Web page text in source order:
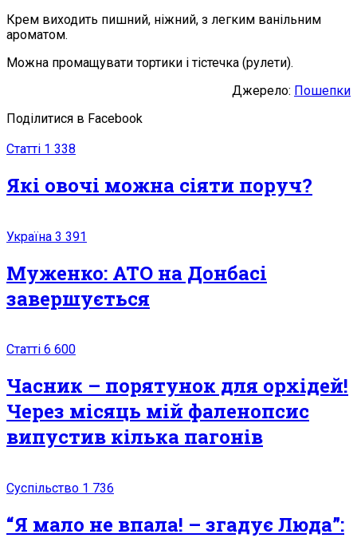
Крем виходить пишний, ніжний, з легким ванільним
ароматом.
Можна промащувати тортики і тістечка (рулети).
Джерело: Пошепки
Поділитися в Facebook
Статті 1 338
Які овочі можна сіяти поруч?
Україна 3 391
Муженко: АТО на Донбасі
завершується
Статті 6 600
Часник – порятунок для орхідей!
Через місяць мій фаленопсис
випустив кілька пагонів
Суспільство 1 736
“Я мало не впала! – згадує Люда”: